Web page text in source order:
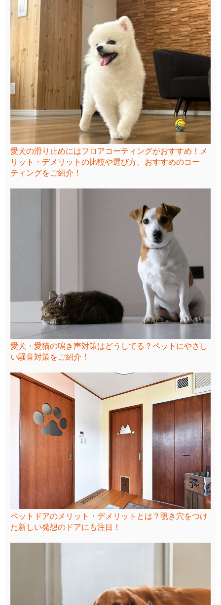
愛犬の滑り止めにはフロアコーティングがおすすめ！メ
リット・デメリットの比較や選び方、おすすめのコー
ティングをご紹介！
愛犬・愛猫の鳴き声対策はどうしてる？ペットにやさし
い騒音対策をご紹介！
ペットドアのメリット・デメリットとは？覗き穴をつけ
た新しい発想のドアにも注目！